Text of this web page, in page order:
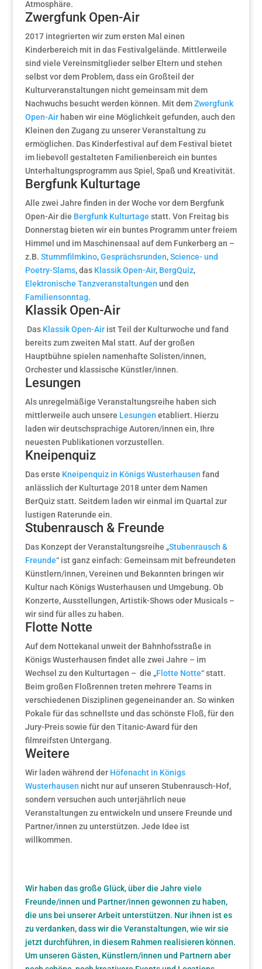
Atmosphäre.
Zwergfunk Open-Air
2017 integrierten wir zum ersten Mal einen
Kinderbereich mit in das Festivalgelände. Mittlerweile
sind viele Vereinsmitglieder selber Eltern und stehen
selbst vor dem Problem, dass ein Großteil der
Kulturveranstaltungen nicht gemeinsam mit dem
Nachwuchs besucht werden können. Mit demZwergfunk
Open-Airhaben wir eine Möglichkeit gefunden, auch den
Kleinen den Zugang zu unserer Veranstaltung zu
ermöglichen. Das Kinderfestival auf dem Festival bietet
im liebevoll gestalteten Familienbereich ein buntes
Unterhaltungsprogramm aus Spiel, Spaß und Kreativität.
Bergfunk Kulturtage
Alle zwei Jahre finden in der Woche vor dem Bergfunk
Open-Air die Bergfunk Kulturtage statt. Von Freitag bis
Donnerstag bieten wir ein buntes Programm unter freiem
Himmel und im Maschinensaal auf dem Funkerberg an –
z.B. Stummfilmkino,Gesprächsrunden,Science- und
Poetry-Slams, das Klassik Open-Air, BergQuiz,
Elektronische Tanzveranstaltungen und den
Familiensonntag.
Klassik Open-Air
DasKlassik Open-Airist Teil der Kulturwoche und fand
bereits zum zweiten Mal statt. Auf der großen
Hauptbühne spielen namenhafte Solisten/innen,
Orchester und klassische Künstler/innen.
Lesungen
Als unregelmäßige Veranstaltungsreihe haben sich
mittlerweile auch unsere Lesungen etabliert. Hierzu
laden wir deutschsprachige Autoren/innen ein, Ihre
neuesten Publikationen vorzustellen.
Kneipenquiz
Das erste Kneipenquiz in Königs Wusterhausen fand
anlässlich der Kulturtage 2018 unter dem Namen
BerQuiz statt. Seitdem laden wir einmal im Quartal zur
lustigen Raterunde ein.
Stubenrausch & Freunde
Das Konzept der Veranstaltungsreihe „Stubenrausch &
Freunde“ ist ganz einfach: Gemeinsam mit befreundeten
Künstlern/innen, Vereinen und Bekannten bringen wir
Kultur nach Königs Wusterhausen und Umgebung. Ob
Konzerte, Ausstellungen, Artistik-Shows oder Musicals –
wir sind für alles zu haben.
Flotte Notte
Auf dem Nottekanal unweit der Bahnhofsstraße in
Königs Wusterhausen findet alle zwei Jahre – im
Wechsel zu den Kulturtagen – die „Flotte Notte“ statt.
Beim großen Floßrennen treten mehrere Teams in
verschiedenen Disziplinen gegeneinander an. So winken
Pokale für das schnellste und das schönste Floß, für den
Jury-Preis sowie für den Titanic-Award für den
filmreifsten Untergang.
Weitere
Wir laden während derHöfenacht in Königs
Wusterhausen nicht nur auf unseren Stubenrausch-Hof,
sondern versuchen auch unterjährlich neue
Veranstaltungen zu entwickeln und unsere Freunde und
Partner/innen zu unterstützen. Jede Idee ist
willkommen.
Wir haben das große Glück, über die Jahre viele
Freunde/innen und Partner/innen gewonnen zu haben,
die uns bei unserer Arbeit unterstützen. Nur ihnen ist es
zu verdanken, dass wir die Veranstaltungen, wie wir sie
jetzt durchführen, in diesem Rahmen realisieren können.
Um unseren Gästen, Künstlern/innen und Partnern aber